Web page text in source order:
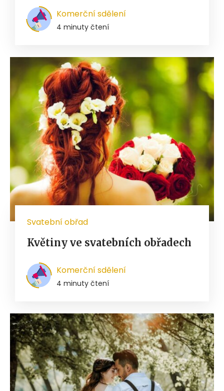
Komerční sdělení
4 minuty čtení
Svatební obřad
Květiny ve svatebních obřadech
Komerční sdělení
4 minuty čtení